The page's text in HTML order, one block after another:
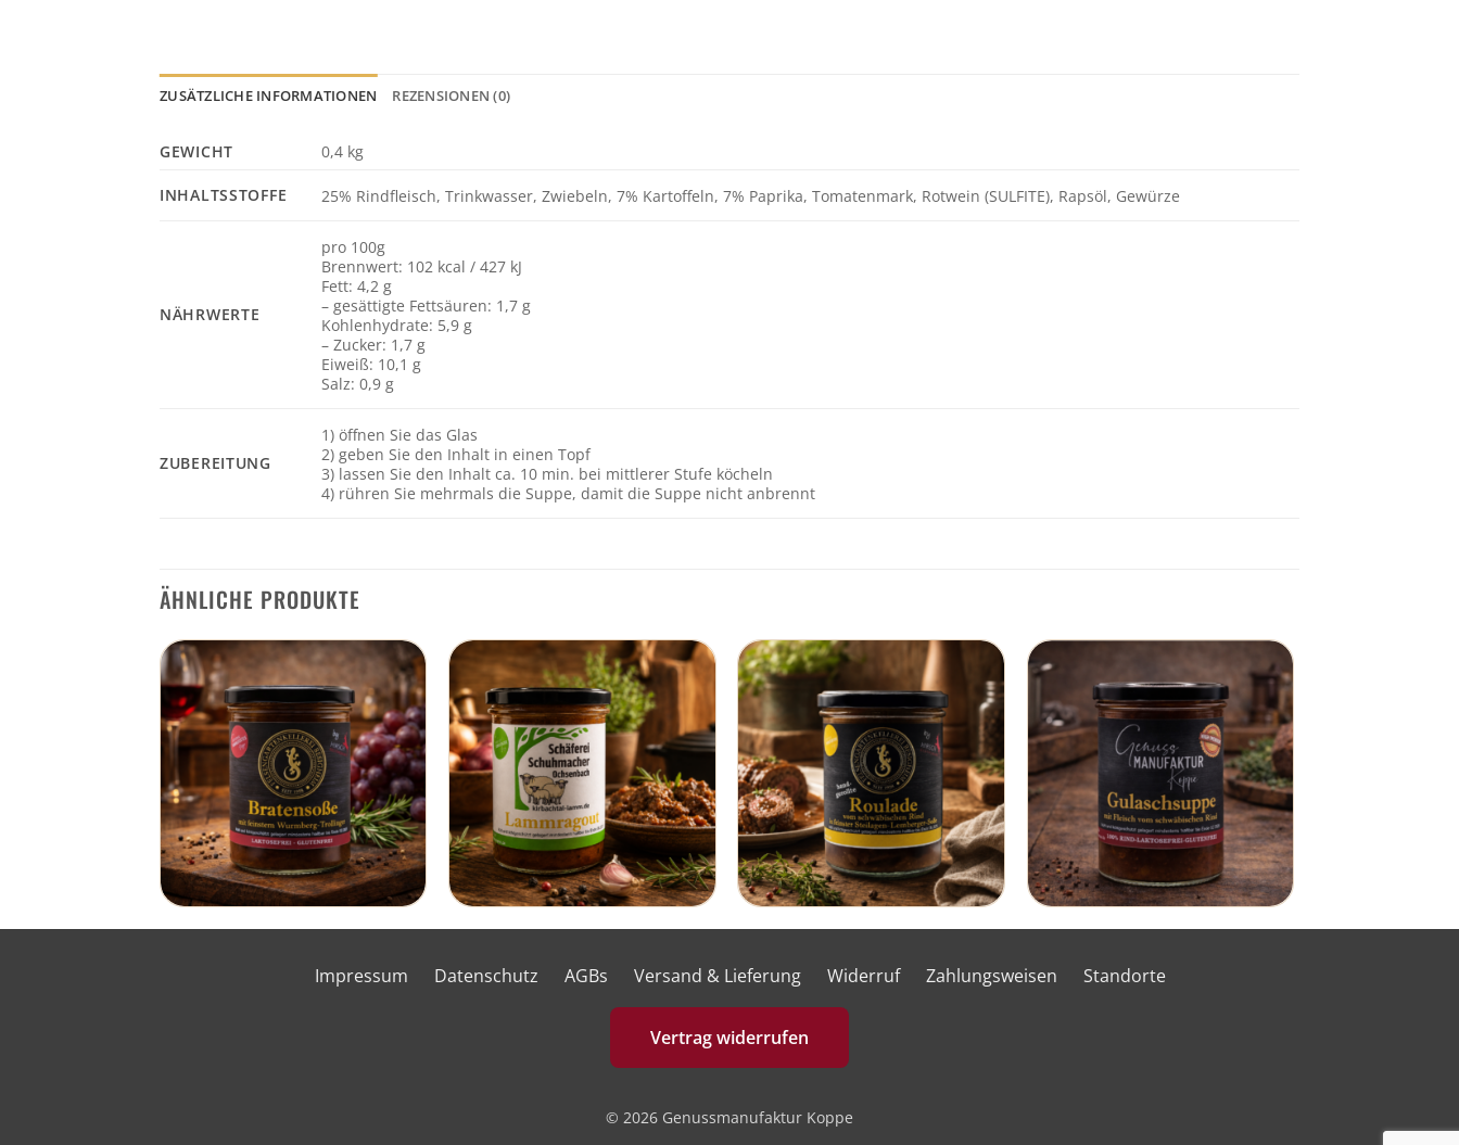
ZUSÄTZLICHE INFORMATIONEN REZENSIONEN (0)
GEWICHT 0,4 kg
INHALTSSTOFFE 25% Rindfleisch, Trinkwasser, Zwiebeln, 7% Kartoffeln, 7% Paprika, Tomatenmark, Rotwein (SULFITE), Rapsöl, Gewürze
NÄHRWERTE
pro 100g
Brennwert: 102 kcal / 427 kJ
Fett: 4,2 g
– gesättigte Fettsäuren: 1,7 g
Kohlenhydrate: 5,9 g
– Zucker: 1,7 g
Eiweiß: 10,1 g
Salz: 0,9 g
ZUBEREITUNG
1) öffnen Sie das Glas
2) geben Sie den Inhalt in einen Topf
3) lassen Sie den Inhalt ca. 10 min. bei mittlerer Stufe köcheln
4) rühren Sie mehrmals die Suppe, damit die Suppe nicht anbrennt
ÄHNLICHE PRODUKTE
Impressum Datenschutz AGBs Versand & Lieferung Widerruf Zahlungsweisen Standorte
Vertrag widerrufen
© 2026 Genussmanufaktur Koppe